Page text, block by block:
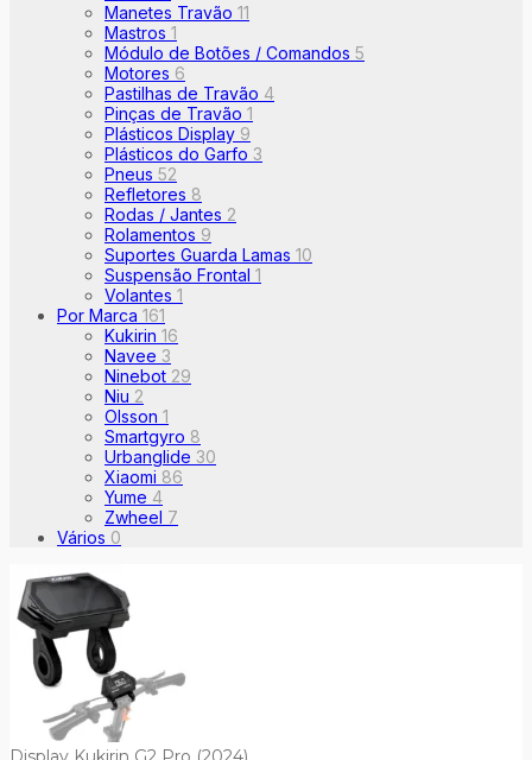
Manetes Travão 11
Mastros 1
Módulo de Botões / Comandos 5
Motores 6
Pastilhas de Travão 4
Pinças de Travão 1
Plásticos Display 9
Plásticos do Garfo 3
Pneus 52
Refletores 8
Rodas / Jantes 2
Rolamentos 9
Suportes Guarda Lamas 10
Suspensão Frontal 1
Volantes 1
Por Marca 161
Kukirin 16
Navee 3
Ninebot 29
Niu 2
Olsson 1
Smartgyro 8
Urbanglide 30
Xiaomi 86
Yume 4
Zwheel 7
Vários 0